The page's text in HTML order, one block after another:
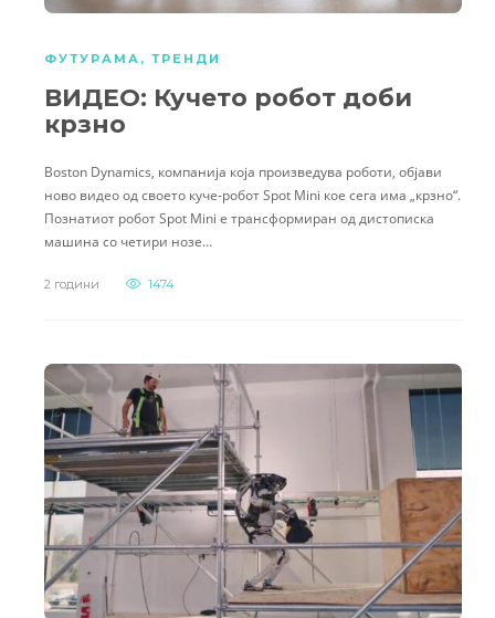
ФУТУРАМА , ТРЕНДИ
ВИДЕО: Кучето робот доби
крзно
Boston Dynamics, компанија која произведува роботи, објави
ново видео од своето куче-робот Spot Mini кое сега има „крзно“.
Познатиот робот Spot Mini е трансформиран од дистописка
машина со четири нозе…
2 години 1474